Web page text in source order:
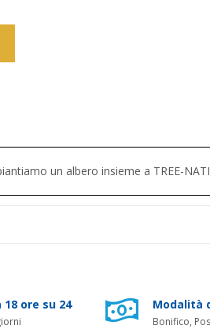
un albero insieme a TREE-
ore su 24 Modalità
Bonifico,